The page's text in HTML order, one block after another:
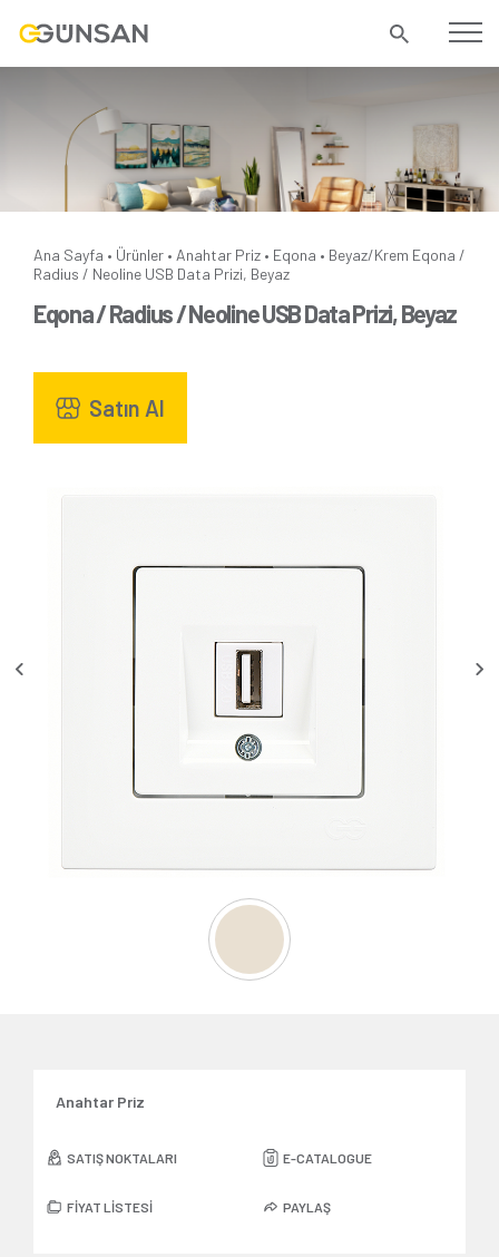
Ana Sayfa • Ürünler • Anahtar Priz • Eqona • Beyaz/Krem Eqona /
Radius / Neoline USB Data Prizi, Beyaz
Eqona / Radius / Neoline USB Data Prizi, Beyaz
Satın Al
Anahtar Priz
SATIŞ NOKTALARI E-CATALOGUE
FİYAT LİSTESİ PAYLAŞ